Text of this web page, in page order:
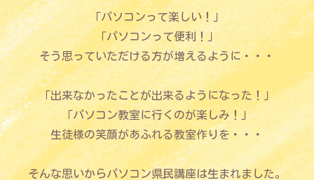
「パソコンって楽しい！」
「パソコンって便利！」
そう思っていただける方が増えるように・・・
「出来なかったことが出来るようになった！」
「パソコン教室に行くのが楽しみ！」
生徒様の笑顔があふれる教室作りを・・・
そんな思いからパソコン県民講座は生まれました。